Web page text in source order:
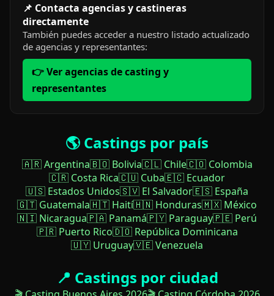
📌 Contacta agencias y castineras
directamente
También puedes acceder a nuestro listado actualizado
de agencias y representantes:
👉 Ver agencias de casting y
representantes
🌎 Castings por país
🇦🇷 Argentina🇧🇴 Bolivia🇨🇱 Chile🇨🇴 Colombia
🇨🇷 Costa Rica🇨🇺 Cuba🇪🇨 Ecuador
🇺🇸 Estados Unidos🇸🇻 El Salvador🇪🇸 España
🇬🇹 Guatemala🇭🇹 Haití🇭🇳 Honduras🇲🇽 México
🇳🇮 Nicaragua🇵🇦 Panamá🇵🇾 Paraguay🇵🇪 Perú
🇵🇷 Puerto Rico🇩🇴 República Dominicana
🇺🇾 Uruguay🇻🇪 Venezuela
📍 Castings por ciudad